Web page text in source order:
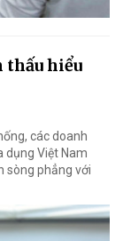
thấu hiểu
các doanh
dụng Việt Nam
sòng phẳng với